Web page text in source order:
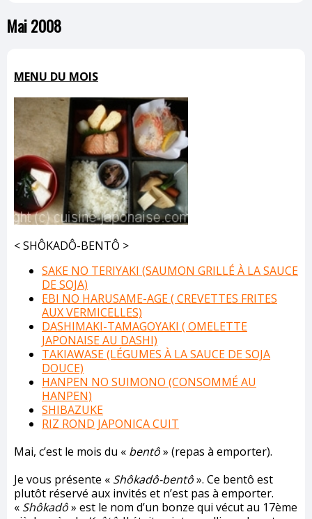
Mai 2008
MENU DU MOIS
< SHÔKADÔ-BENTÔ >
SAKE NO TERIYAKI (SAUMON GRILLÉ À LA SAUCE
DE SOJA)
EBI NO HARUSAME-AGE ( CREVETTES FRITES
AUX VERMICELLES)
DASHIMAKI-TAMAGOYAKI ( OMELETTE
JAPONAISE AU DASHI)
TAKIAWASE (LÉGUMES À LA SAUCE DE SOJA
DOUCE)
HANPEN NO SUIMONO (CONSOMMÉ AU
HANPEN)
SHIBAZUKE
RIZ ROND JAPONICA CUIT
Mai, c’est le mois du « bentô» (repas à emporter).
Je vous présente « Shôkadô-bentô». Ce bentô est
plutôt réservé aux invités et n’est pas à emporter.
« Shôkadô» est le nom d’un bonze qui vécut au 17ème